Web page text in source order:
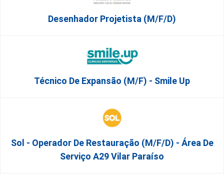
Desenhador Projetista (m/f/d)
Técnico De Expansão (M/F) - Smile Up
Sol - Operador De Restauração (m/f/d) - Área De
Serviço A29 Vilar Paraíso